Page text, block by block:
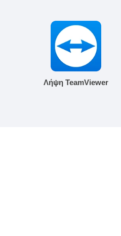
Λήψη TeamViewer